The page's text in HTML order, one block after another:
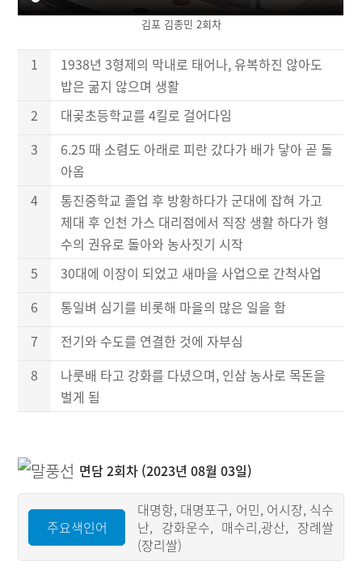
김포 김종민 2회차
1
1938년 3형제의 막내로 태어나, 유복하진 않아도
밥은 굶지 않으며 생활
2
대곶초등학교를 4킬로 걸어다임
3
6.25 때 소렴도 아래로 피란 갔다가 배가 닿아 곧 돌
아옴
4
통진중학교 졸업 후 방황하다가 군대에 잡혀 가고
제대 후 인천 가스 대리점에서 직장 생활 하다가 형
수의 권유로 돌아와 농사짓기 시작
5
30대에 이장이 되었고 새마을 사업으로 간척사업
6
통일벼 심기를 비롯해 마을의 많은 일을 함
7
전기와 수도를 연결한 것에 자부심
8
나룻배 타고 강화를 다녔으며, 인삼 농사로 목돈을
벌게 됨
면담 2회차 (2023년 08월 03일)
주요색인어
대명항, 대명포구, 어민, 어시장, 식수
난, 강화운수, 매수리,광산, 장례쌀
(장리쌀)